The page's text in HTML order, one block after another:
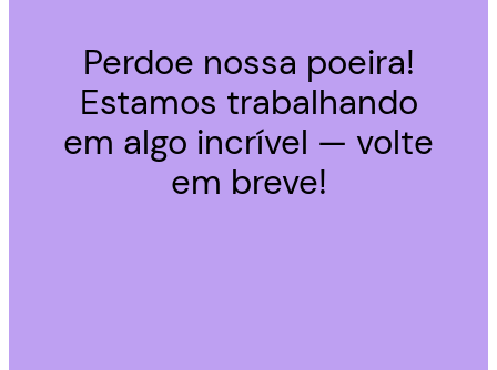
Perdoe nossa poeira!
Estamos trabalhando
em algo incrível — volte
em breve!